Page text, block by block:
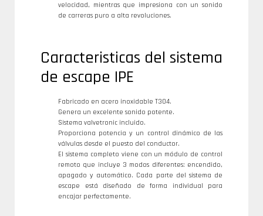
velocidad, mientras que impresiona con un sonido
de carreras puro a alta revoluciones.
Caracteristicas del sistema
de escape IPE
Fabricado en acero inoxidable T304.
Genera un excelente sonido potente.
Sistema valvetronic incluido.
Proporciona potencia y un control dinámico de las
válvulas desde el puesto del conductor.
El sistema completo viene con un módulo de control
remoto que incluye 3 modos diferentes: encendido,
apagado y automático. Cada parte del sistema de
escape está diseñado de forma individual para
encajar perfectamente.